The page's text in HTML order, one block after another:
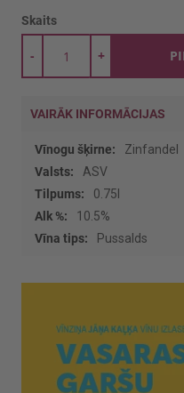
Skaits
+
-
VAIRĀK INFORMĀCIJAS
Vairāk
informācijas
Zinfandel
ASV
0.75l
10.5%
Pussalds